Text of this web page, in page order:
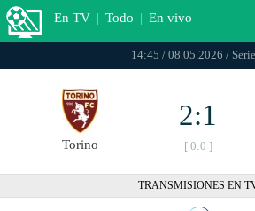
En TV | Todo | En vivo
14:45 / 08.05.2026 /
Torino
2:1
[ 0:0 ]
TRANSMISIONES EN